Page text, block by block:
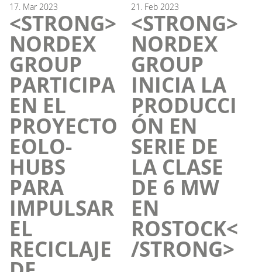
17. Mar 2023
<STRONG>
NORDEX
GROUP
PARTICIPA
EN EL
PROYECTO
EOLO-
HUBS
PARA
IMPULSAR
EL
RECICLAJE
21. Feb 2023
<STRONG>
NORDEX
GROUP
INICIA LA
PRODUCCI
ÓN EN
SERIE DE
LA CLASE
DE 6 MW
EN
ROSTOCK<
/STRONG>